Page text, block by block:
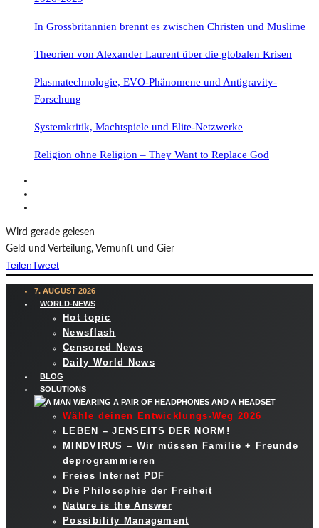
In Grossbritannien brennt es zwischen Christen und Muslime
Theorien von Alexander Laurent über die globalen Krisen
Plasmatechnologie, EVO-Phänomene und Antigravity-
Forschung
Systemkritik, Machtspiele und Elite-Netzwerke
Religion ohne Religion – They Want to Replace God
Wird gerade gelesen
Geld und Verteilung, Vernunft und Gier
TeilenTweet
7. AUGUST 2026
WORLD-NEWS
Hot topic
Newsflash
Censored News
Daily World News
BLOG
SOLUTIONS
Wähle deinen Entwicklungs-Weg 2026
LEBEN – JENSEITS DER NORM!
MINDVIRUS – Wir müssen Familie + Freunde
deprogrammieren
Freies Internet PDF
Die Philosophie der Freiheit
Nature is the Answer
Possibility Management